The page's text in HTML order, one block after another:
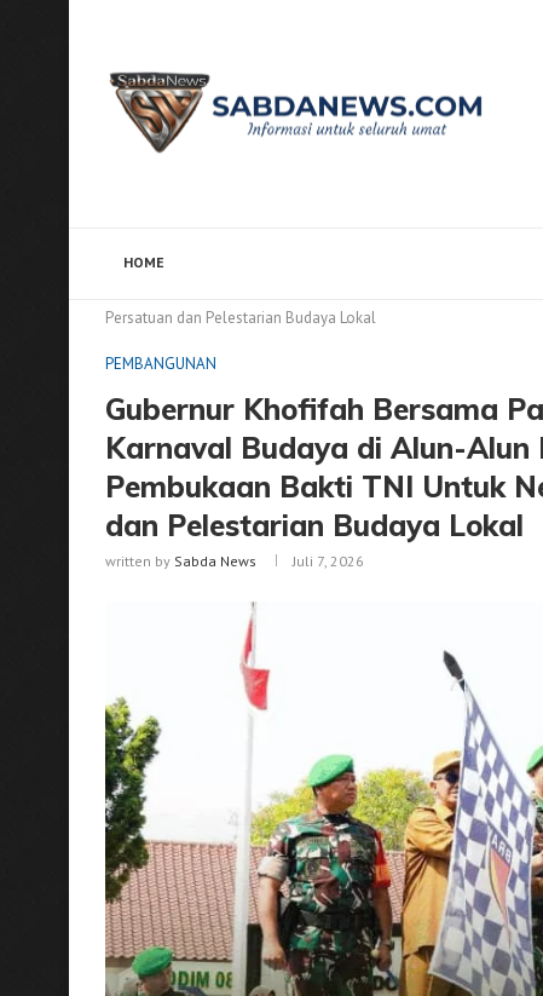
HOME
Persatuan dan Pelestarian Budaya Lokal
PEMBANGUNAN
Gubernur Khofifah Bersama
Karnaval Budaya di Alun-Alun
Pembukaan Bakti TNI Untuk
dan Pelestarian Budaya Lokal
written by Sabda News Juli 7, 2026